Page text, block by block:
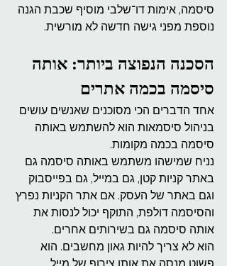
סיסמה, אימות דו־שלבי מוסיף שכבת הגנה
נוספת מפני גישה חדשה לא מורשית.
הסכנה הנפוצה ביותר: אותה
סיסמה בכמה אתרים
אחד הדברים הכי מסוכנים שאנשים עושים
בניהול סיסמאות הוא להשתמש באותה
סיסמה בכמה מקומות.
נניח שמישהו משתמש באותה סיסמה גם
באתר קניות קטן, גם במייל, גם בפייסבוק
וגם באתר של העסק. אם אתר הקניות נפרץ
והסיסמה דולפת, התוקף יכול לנסות את
אותה סיסמה גם בשירותים אחרים.
הוא לא צריך להיות גאון מחשבים. הוא
פשוט מנסה את אותו צירוף של מייל